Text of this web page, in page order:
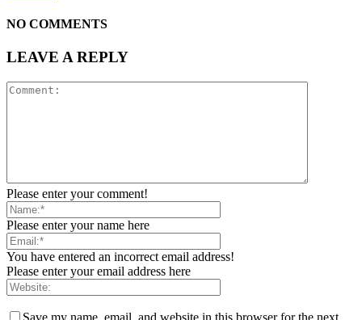
NO COMMENTS
LEAVE A REPLY
Please enter your comment!
Please enter your name here
You have entered an incorrect email address!
Please enter your email address here
Save my name, email, and website in this browser for the next